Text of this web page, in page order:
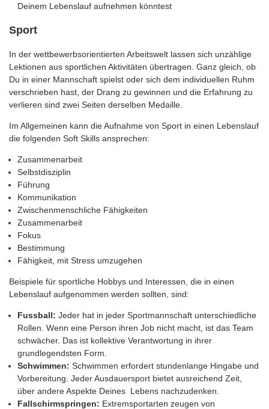
Deinem Lebenslauf aufnehmen könntest
Sport
In der wettbewerbsorientierten Arbeitswelt lassen sich unzählige
Lektionen aus sportlichen Aktivitäten übertragen. Ganz gleich, ob
Du in einer Mannschaft spielst oder sich dem individuellen Ruhm
verschrieben hast, der Drang zu gewinnen und die Erfahrung zu
verlieren sind zwei Seiten derselben Medaille.
Im Allgemeinen kann die Aufnahme von Sport in einen Lebenslauf
die folgenden Soft Skills ansprechen:
Zusammenarbeit
Selbstdisziplin
Führung
Kommunikation
Zwischenmenschliche Fähigkeiten
Zusammenarbeit
Fokus
Bestimmung
Fähigkeit, mit Stress umzugehen
Beispiele für sportliche Hobbys und Interessen, die in einen
Lebenslauf aufgenommen werden sollten, sind:
Fussball: Jeder hat in jeder Sportmannschaft unterschiedliche
Rollen. Wenn eine Person ihren Job nicht macht, ist das Team
schwächer. Das ist kollektive Verantwortung in ihrer
grundlegendsten Form.
Schwimmen: Schwimmen erfordert stundenlange Hingabe und
Vorbereitung. Jeder Ausdauersport bietet ausreichend Zeit,
über andere Aspekte Deines Lebens nachzudenken.
Fallschirmspringen: Extremsportarten zeugen von